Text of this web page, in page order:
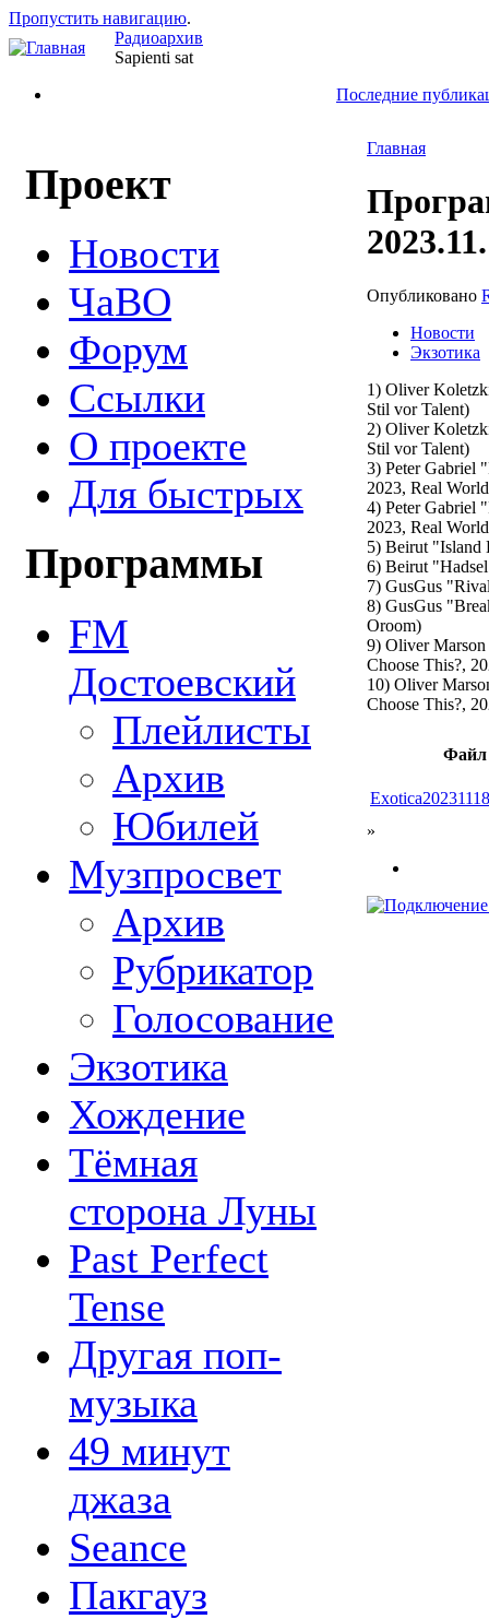
Пропустить навигацию.
Радиоархив
Sapienti sat
Последние
Проект
Новости
ЧаВО
Форум
Ссылки
О проекте
Для быстрых
Программы
FM
Достоевский
Плейлисты
Архив
Юбилей
Музпросвет
Архив
Рубрикатор
Голосование
Экзотика
Хождение
Тёмная
сторона Луны
Past Perfect
Tense
Другая поп-
музыка
49 минут
джаза
Seance
Пакгауз
Главная
Опубликовано
Новости
Экзотика
1) Oliver
Stil vor Talent)
2) Oliver
Stil vor Talent)
3) Peter Gabriel
2023, Real
4) Peter Gabriel
2023, Real
5) Beirut "Island
6) Beirut
7) GusGus
8) GusGus
Oroom)
9) Oliver
Choose This?,
10) Oliver
Choose This?,
Файл
»